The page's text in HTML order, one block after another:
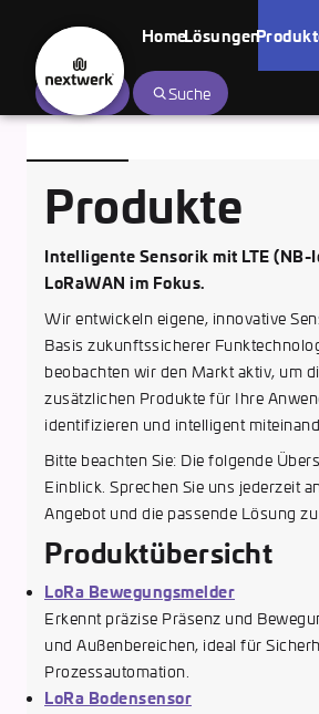
nextwerk
Solutions
HomeLösungen
Suche
Produkte
Intelligente Sensorik mit LTE (NB-
LoRaWAN im Fokus.
Wir entwickeln eigene, innovative
Basis zukunftssicherer
beobachten wir den Markt aktiv, um
zusätzlichen Produkte für Ihre
identifizieren und intelligent
Bitte beachten Sie: Die folgende
Einblick. Sprechen Sie uns jederzeit
Angebot und die passende Lösung zu
Produktübersicht
LoRa Bewegungsmelder
Erkennt präzise Präsenz und
und Außenbereichen, ideal für
Prozessautomation.
LoRa Bodensensor